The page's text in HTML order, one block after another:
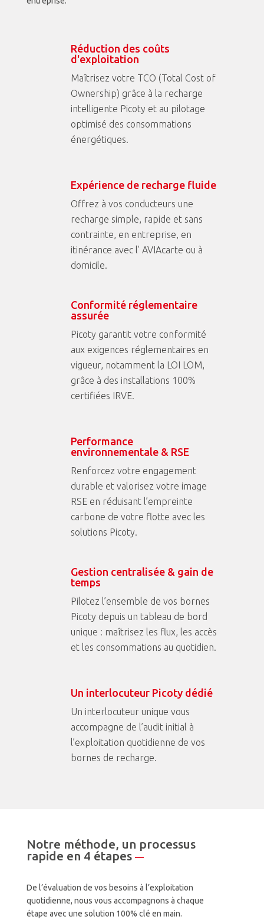
Réduction des coûts
d'exploitation
Maîtrisez votre TCO (Total Cost of
Ownership) grâce à la recharge
intelligente Picoty et au pilotage
optimisé des consommations
énergétiques.
Expérience de recharge fluide
Offrez à vos conducteurs une
recharge simple, rapide et sans
contrainte, en entreprise, en
itinérance avec l’ AVIAcarte ou à
domicile.
Conformité réglementaire
assurée
Picoty garantit votre conformité
aux exigences réglementaires en
vigueur, notamment la LOI LOM,
grâce à des installations 100%
certifiées IRVE.
Performance
environnementale & RSE
Renforcez votre engagement
durable et valorisez votre image
RSE en réduisant l’empreinte
carbone de votre flotte avec les
solutions Picoty.
Gestion centralisée & gain de
temps
Pilotez l’ensemble de vos bornes
Picoty depuis un tableau de bord
unique : maîtrisez les flux, les accès
et les consommations au quotidien.
Un interlocuteur Picoty dédié
Un interlocuteur unique vous
accompagne de l’audit initial à
l’exploitation quotidienne de vos
bornes de recharge.
Notre méthode, un processus
rapide en 4 étapes —
De l’évaluation de vos besoins à l’exploitation
quotidienne, nous vous accompagnons à chaque
étape avec une solution 100% clé en main.